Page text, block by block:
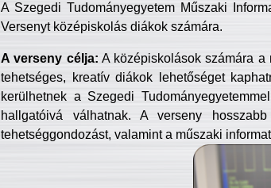
A Szegedi Tudományegyetem Műszaki
Versenyt középiskolás diákok számára.
A verseny célja: A középiskolások számára
tehetséges, kreatív diákok lehetőséget
kerülhetnek a Szegedi
hallgatóivá válhatnak. A verseny
tehetséggondozást, valamint a műszaki